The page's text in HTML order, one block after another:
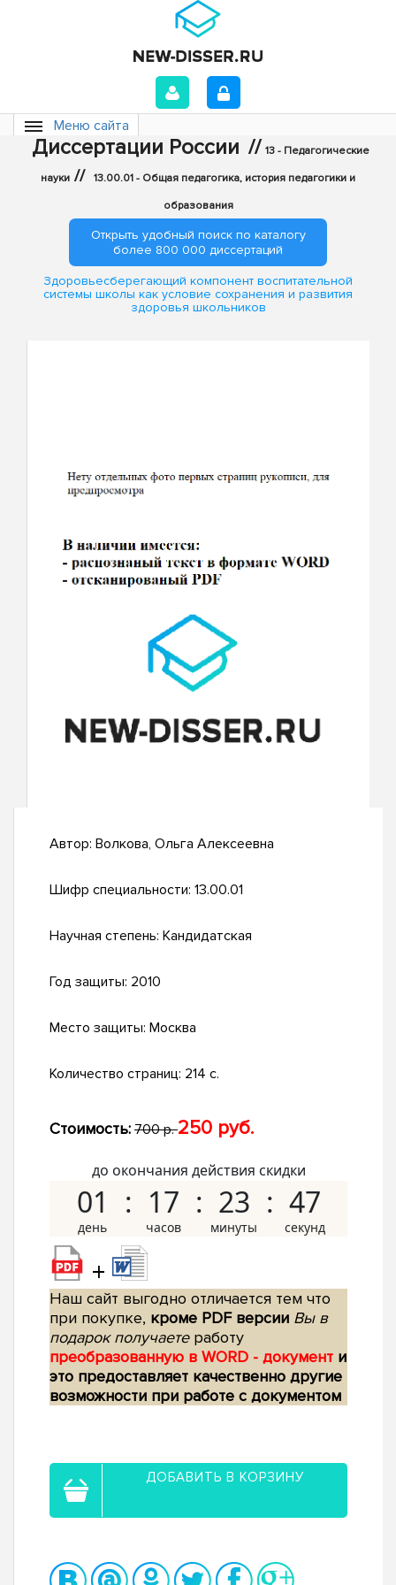
Меню сайта
Диссертации России // 13 - Педагогические
науки // 13.00.01 - Общая педагогика, история педагогики и
образования
Открыть удобный поиск по каталогу
более 800 000 диссертаций
Здоровьесберегающий компонент воспитательной
системы школы как условие сохранения и развития
здоровья школьников
Автор: Волкова, Ольга Алексеевна
Шифр специальности: 13.00.01
Научная степень: Кандидатская
Год защиты: 2010
Место защиты: Москва
Количество страниц: 214 с.
Стоимость: 700 р.250 руб.
до окончания действия скидки
01 17 23 46
+
Наш сайт выгодно отличается тем что
при покупке, кроме PDF версии Вы в
подарок получаетеработу
преобразованную в WORD - документ и
это предоставляет качественно другие
возможности при работе с документом
ДОБАВИТЬ В КОРЗИНУ